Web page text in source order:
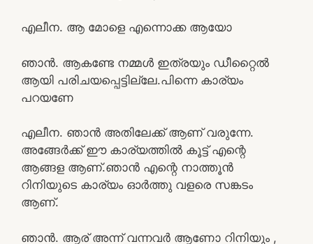
എലീന. ആ മോളെ എന്നൊക്ക ആയോ
ഞാൻ. ആകണ്ടേ നമ്മൾ ഇത്രയും ഡീറ്റൈൽ
ആയി പരിചയപ്പെട്ടില്ലേ.പിന്നെ കാര്യം
പറയണേ
എലീന. ഞാൻ അതിലേക്ക് ആണ് വരുന്നേ.
അങ്ങേർക്ക് ഈ കാര്യത്തിൽ കൂട്ട് എന്റെ
ആങ്ങള ആണ്.ഞാൻ എന്റെ നാത്തൂൻ
റിനിയുടെ കാര്യം ഓർത്തു വളരെ സങ്കടം
ആണ്.
ഞാൻ. ആര് അന്ന് വന്നവർ ആണോ റിനിയും ,